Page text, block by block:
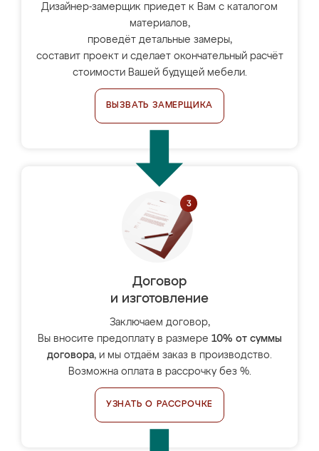
Дизайнер-замерщик приедет к Вам с каталогом
материалов,
проведёт детальные замеры,
составит проект и сделает окончательный расчёт
стоимости Вашей будущей мебели.
ВЫЗВАТЬ ЗАМЕРЩИКА
Договор
и изготовление
Заключаем договор,
Вы вносите предоплату в размере 10% от суммы
договора, и мы отдаём заказ в производство.
Возможна оплата в рассрочку без %.
УЗНАТЬ О РАССРОЧКЕ